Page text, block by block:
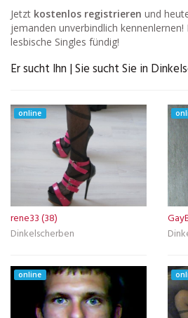
Jetzt kostenlos registrieren und
jemanden unverbindlich
lesbische Singles fündig!
Er sucht Ihn | Sie sucht Sie in
online
rene33 (38)
Dinkelscherben
online